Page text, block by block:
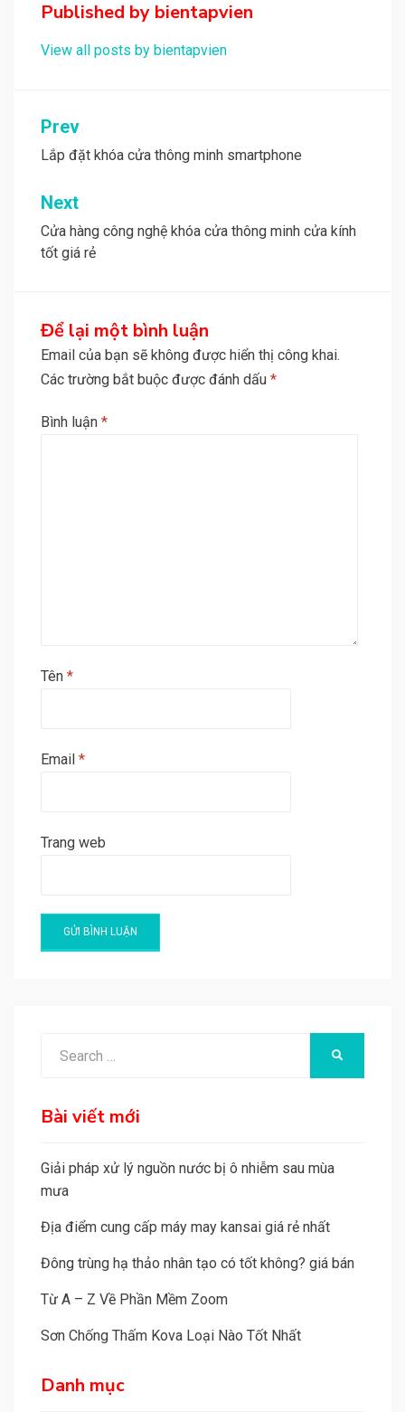
Published by bientapvien
View all posts by bientapvien
Điều
hướng
bài
viết
Prev
Lắp đặt khóa cửa thông minh smartphone
Next
Cửa hàng công nghệ khóa cửa thông minh cửa kính
tốt giá rẻ
Để lại một bình luận
Email của bạn sẽ không được hiển thị công khai.
Các trường bắt buộc được đánh dấu *
Bình luận *
Tên *
Email *
Trang web
a
i
v
:
Bài viết mới
Giải pháp xử lý nguồn nước bị ô nhiễm sau mùa
mưa
Địa điểm cung cấp máy may kansai giá rẻ nhất
Đông trùng hạ thảo nhân tạo có tốt không? giá bán
Từ A – Z Về Phần Mềm Zoom
Sơn Chống Thấm Kova Loại Nào Tốt Nhất
Danh mục